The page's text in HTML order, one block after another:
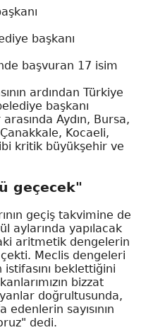
başkanı
başvuran 17 isim
ardından Türkiye
başkanı
Aydın, Bursa,
Kocaeli,
kritik büyükşehir ve
geçecek"
geçiş takvimine de
aylarında yapılacak
aritmetik dengelerin
Meclis dengeleri
beklettiğini
bizzat
doğrultusunda,
edenlerin sayısının
dedi.